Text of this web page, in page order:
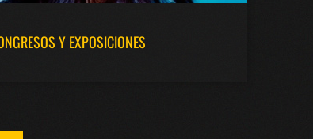
Y EXPOSICIONES